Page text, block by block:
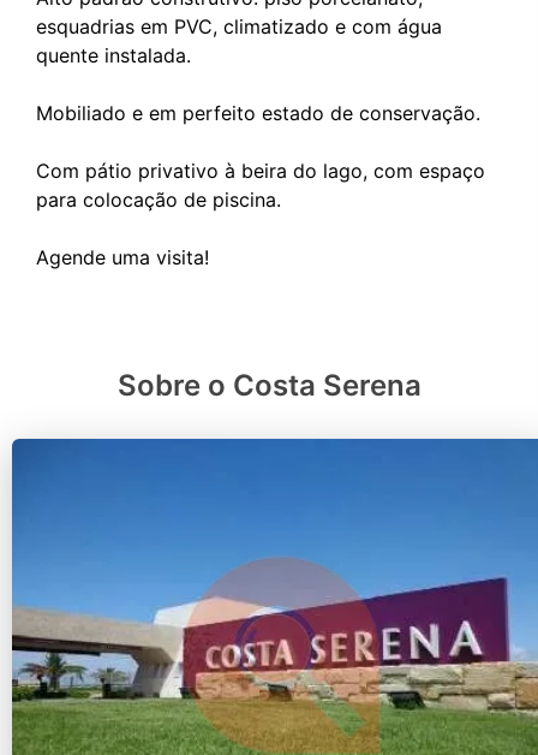
esquadrias em PVC, climatizado e com água
quente instalada.
Mobiliado e em perfeito estado de conservação.
Com pátio privativo à beira do lago, com espaço
para colocação de piscina.
Sobre o Costa Serena